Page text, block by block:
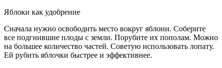
Яблоки как удобрение
Сначала нужно освободить место вокруг яблони. Соберите
все подгнившие плоды с земли. Порубите их пополам. Можно
на большее количество частей. Советую использовать лопату.
Ей рубить яблочки быстрее и эффективнее.